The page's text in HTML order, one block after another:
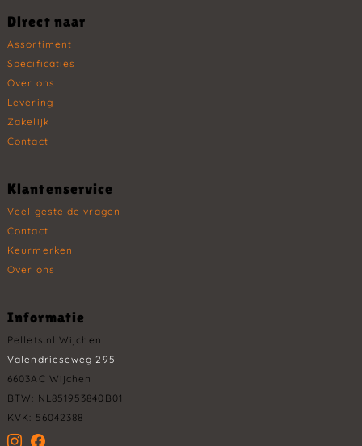
Direct naar
Assortiment
Specificaties
Over ons
Levering
Zakelijk
Contact
Klantenservice
Veel gestelde vragen
Contact
Keurmerken
Over ons
Informatie
Pellets.nl Wijchen
Valendrieseweg 295
6603AC Wijchen
BTW: NL851953840B01
KVK: 56042388